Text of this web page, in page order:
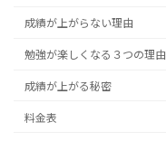
成績が上がらない理由
勉強が楽しくなる３つの理由
成績が上がる秘密
料金表